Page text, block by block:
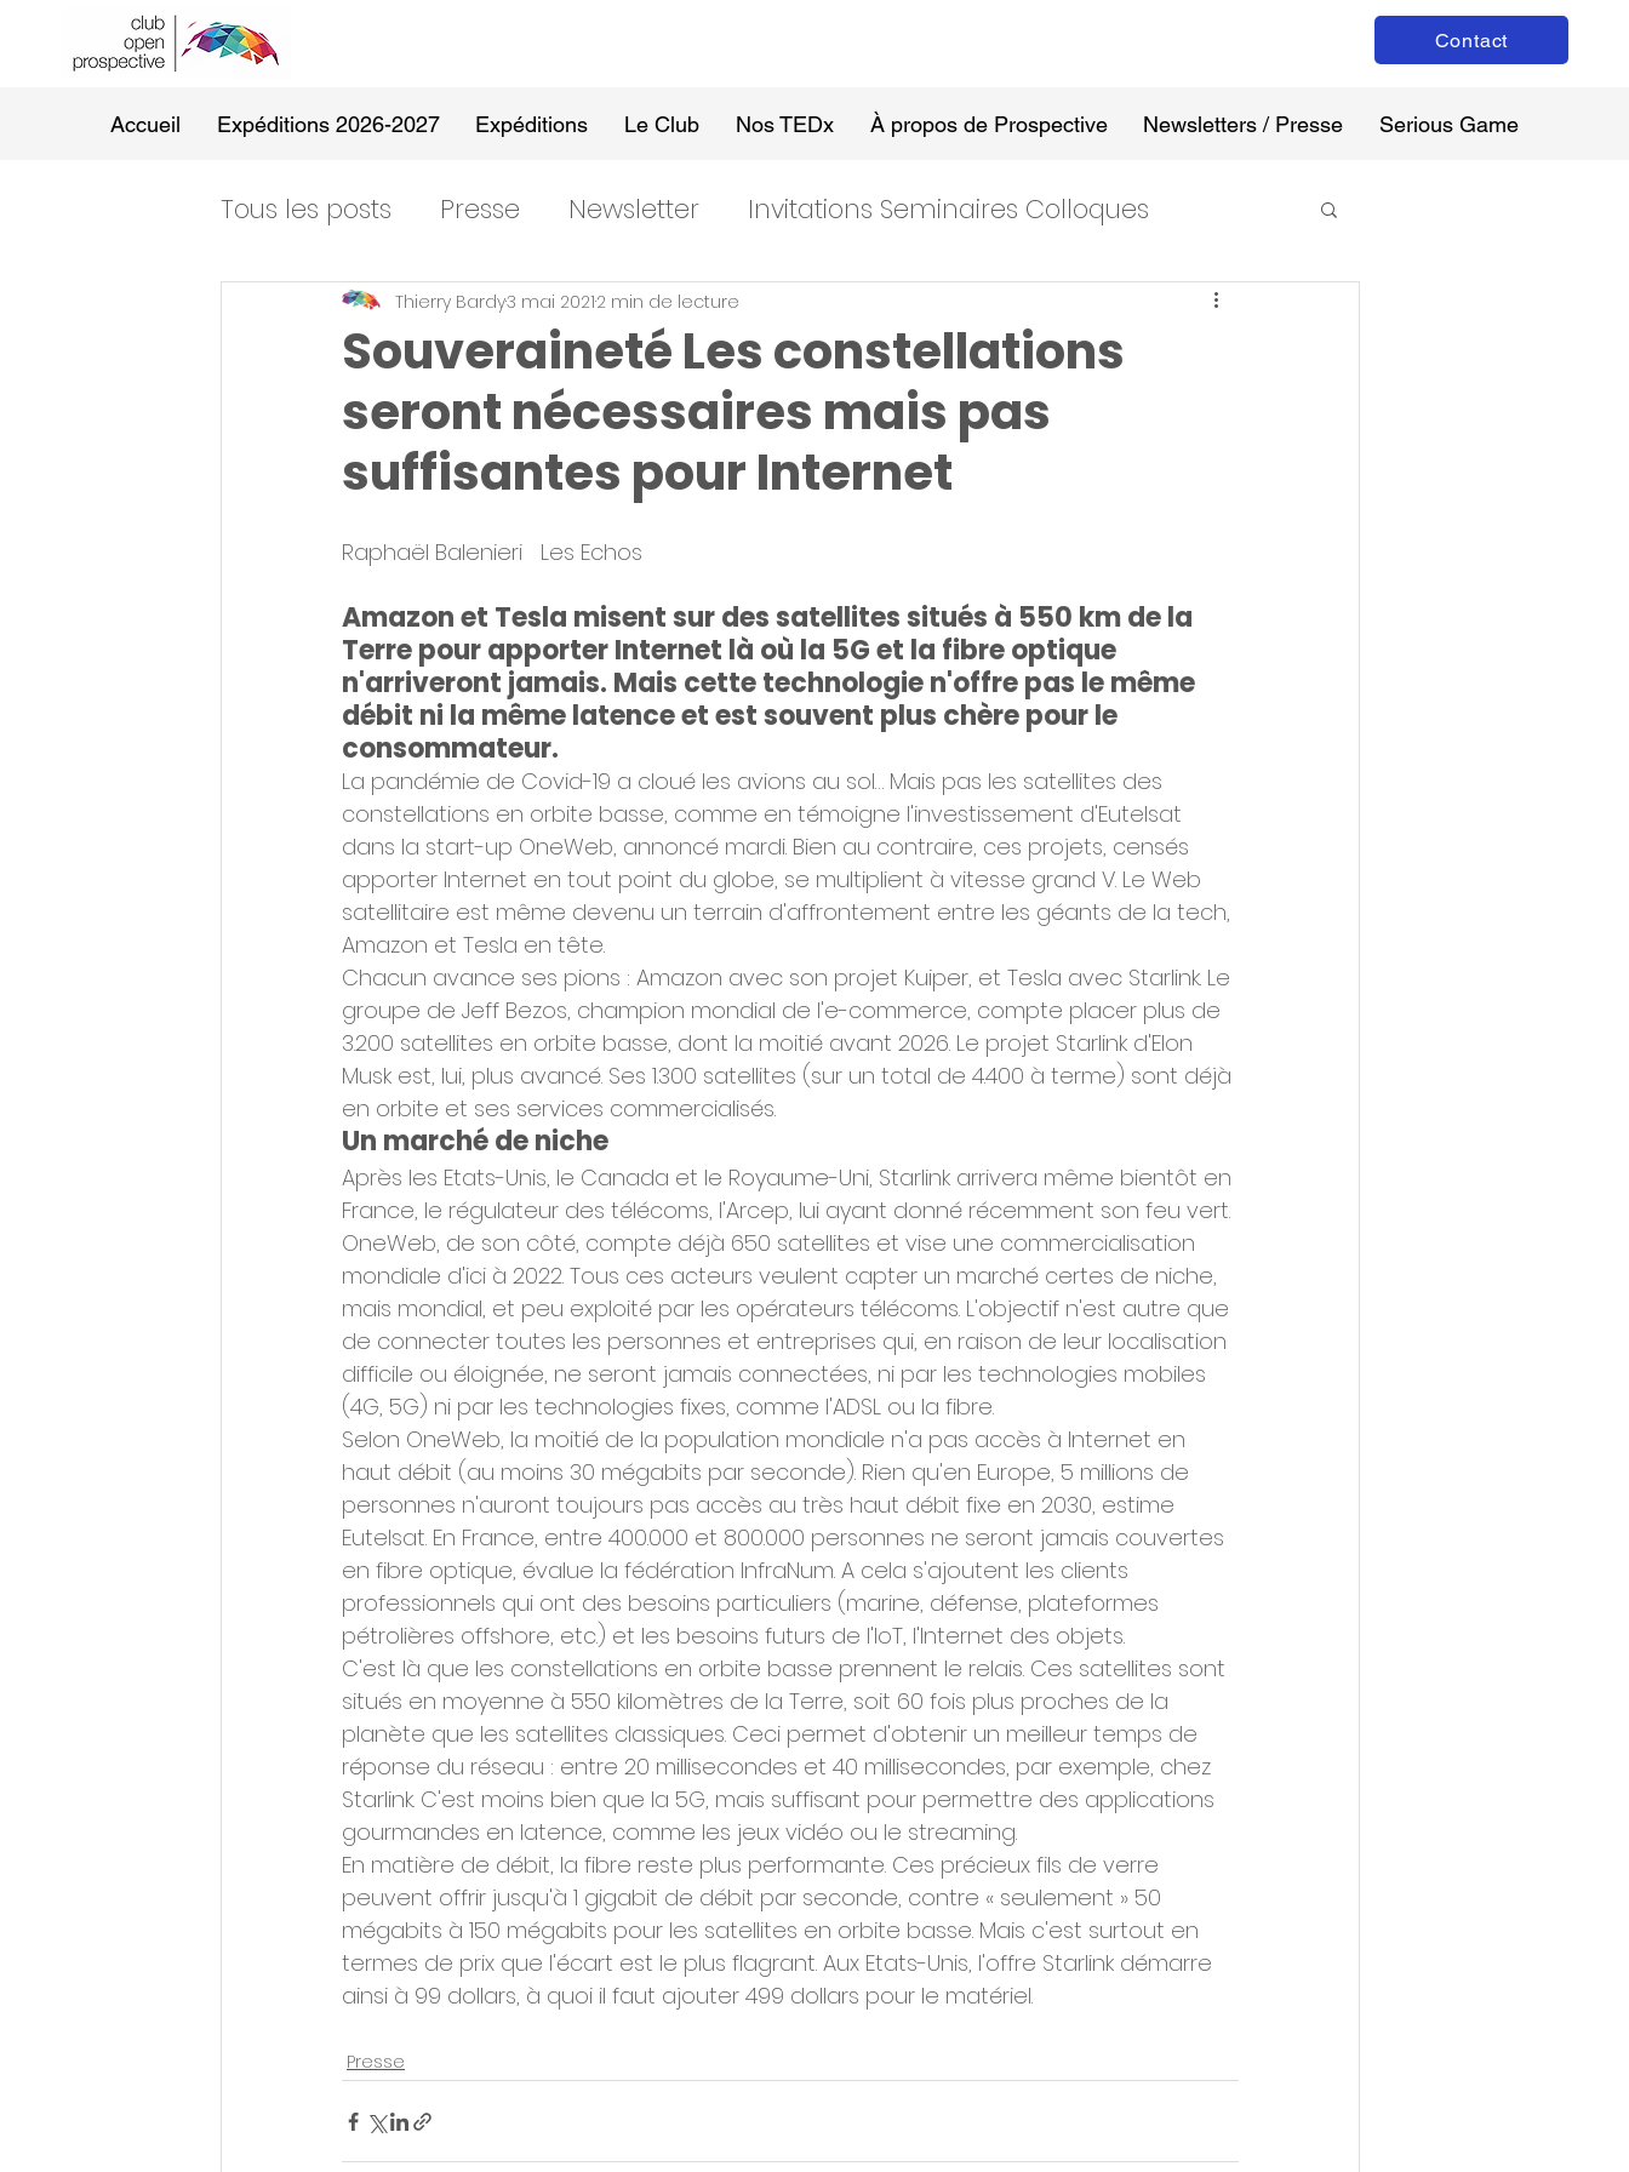
Contact
Accueil Expéditions 2026-2027 Expéditions Le Club Nos TEDx À propos de Prospective Newsletters / Presse Serious Game
Tous les posts Presse Newsletter Invitations Seminaires Colloques
Souveraineté Les constellations
seront nécessaires mais pas
suffisantes pour Internet
Thierry Bardy3 mai 20212 min de lecture
Raphaël Balenieri   Les Echos
Amazon et Tesla misent sur des satellites situés à 550 km de la
Terre pour apporter Internet là où la 5G et la fibre optique
n'arriveront jamais. Mais cette technologie n'offre pas le même
débit ni la même latence et est souvent plus chère pour le
consommateur.
La pandémie de Covid-19 a cloué les avions au sol… Mais pas les satellites des
constellations en orbite basse, comme en témoigne l'investissement d'Eutelsat
dans la start-up OneWeb, annoncé mardi. Bien au contraire, ces projets, censés
apporter Internet en tout point du globe, se multiplient à vitesse grand V. Le Web
satellitaire est même devenu un terrain d'affrontement entre les géants de la tech,
Amazon et Tesla en tête.
Chacun avance ses pions : Amazon avec son projet Kuiper, et Tesla avec Starlink. Le
groupe de Jeff Bezos, champion mondial de l'e-commerce, compte placer plus de
3.200 satellites en orbite basse, dont la moitié avant 2026. Le projet Starlink d'Elon
Musk est, lui, plus avancé. Ses 1.300 satellites (sur un total de 4.400 à terme) sont déjà
en orbite et ses services commercialisés.
Un marché de niche
Après les Etats-Unis, le Canada et le Royaume-Uni, Starlink arrivera même bientôt en
France, le régulateur des télécoms, l'Arcep, lui ayant donné récemment son feu vert.
OneWeb, de son côté, compte déjà 650 satellites et vise une commercialisation
mondiale d'ici à 2022. Tous ces acteurs veulent capter un marché certes de niche,
mais mondial, et peu exploité par les opérateurs télécoms. L'objectif n'est autre que
de connecter toutes les personnes et entreprises qui, en raison de leur localisation
difficile ou éloignée, ne seront jamais connectées, ni par les technologies mobiles
(4G, 5G) ni par les technologies fixes, comme l'ADSL ou la fibre.
Selon OneWeb, la moitié de la population mondiale n'a pas accès à Internet en
haut débit (au moins 30 mégabits par seconde). Rien qu'en Europe, 5 millions de
personnes n'auront toujours pas accès au très haut débit fixe en 2030, estime
Eutelsat. En France, entre 400.000 et 800.000 personnes ne seront jamais couvertes
en fibre optique, évalue la fédération InfraNum. A cela s'ajoutent les clients
professionnels qui ont des besoins particuliers (marine, défense, plateformes
pétrolières offshore, etc.) et les besoins futurs de l'IoT, l'Internet des objets.
C'est là que les constellations en orbite basse prennent le relais. Ces satellites sont
situés en moyenne à 550 kilomètres de la Terre, soit 60 fois plus proches de la
planète que les satellites classiques. Ceci permet d'obtenir un meilleur temps de
réponse du réseau : entre 20 millisecondes et 40 millisecondes, par exemple, chez
Starlink. C'est moins bien que la 5G, mais suffisant pour permettre des applications
gourmandes en latence, comme les jeux vidéo ou le streaming.
En matière de débit, la fibre reste plus performante. Ces précieux fils de verre
peuvent offrir jusqu'à 1 gigabit de débit par seconde, contre « seulement » 50
mégabits à 150 mégabits pour les satellites en orbite basse. Mais c'est surtout en
termes de prix que l'écart est le plus flagrant. Aux Etats-Unis, l'offre Starlink démarre
ainsi à 99 dollars, à quoi il faut ajouter 499 dollars pour le matériel.
Presse